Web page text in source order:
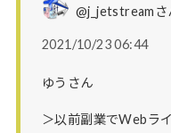
@j_jetstreamさ
2021/10/23 06:44
ゆうさん
＞以前副業でWebラ